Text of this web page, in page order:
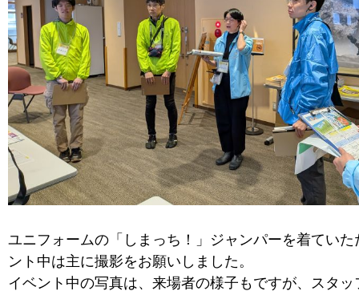
ユニフォームの「しまっち！」ジャンパーを着ていた
ント中は主に撮影をお願いしました。
イベント中の写真は、来場者の様子もですが、スタッ